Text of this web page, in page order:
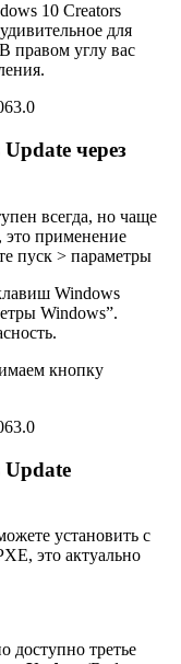
10 Creators
для
правом углу вас
через
всегда, но чаще
это применение
пуск > параметры
Windows
Windows”.
кнопку
Update
установить с
это актуально
доступно третье